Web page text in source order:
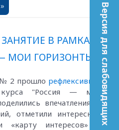
Версия для слабовидящих
»
В РАМКАХ
МОИ ГОРИЗОНТЫ"
2 прошло рефлексивное
"Россия — мои
впечатлениями
отметили интересные
«карту интересов» и